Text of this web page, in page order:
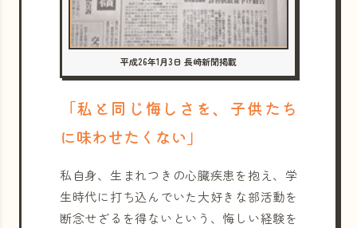
平成26年1月3日 長崎新聞掲載
「私と同じ悔しさを、子供たち
に味わせたくない」
私自身、生まれつきの心臓疾患を抱え、学
生時代に打ち込んでいた大好きな部活動を
断念せざるを得ないという、悔しい経験を